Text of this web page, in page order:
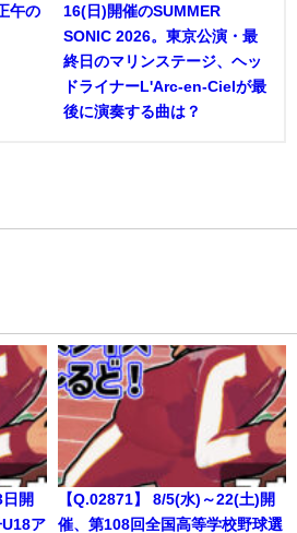
午の
16(日)開催のSUMMER
SONIC 2026。東京公演・最
終日のマリンステージ、ヘッ
ドライナーL'Arc-en-Cielが最
後に演奏する曲は？
開
ア
【Q.02871】 8/5(水)～22(土)開
催、第108回全国高等学校野球選